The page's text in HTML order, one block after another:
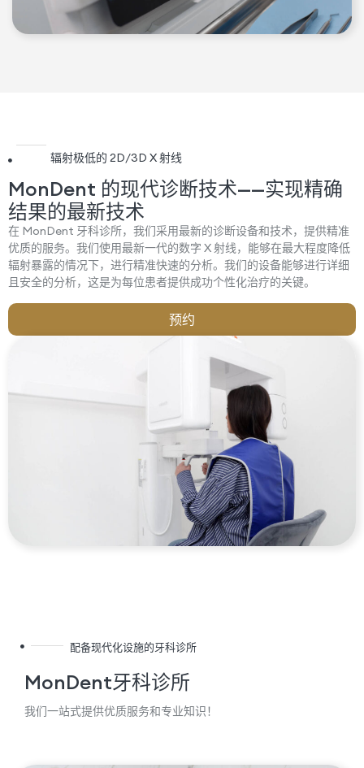
辐射极低的 2D/3D X 射线
MonDent 的现代诊断技术——实现精确
结果的最新技术
在 MonDent 牙科诊所，我们采用最新的诊断设备和技术，提供精准
优质的服务。我们使用最新一代的数字 X 射线，能够在最大程度降低
辐射暴露的情况下，进行精准快速的分析。我们的设备能够进行详细
且安全的分析，这是为每位患者提供成功个性化治疗的关键。
预约
配备现代化设施的牙科诊所
MonDent牙科诊所
我们一站式提供优质服务和专业知识！